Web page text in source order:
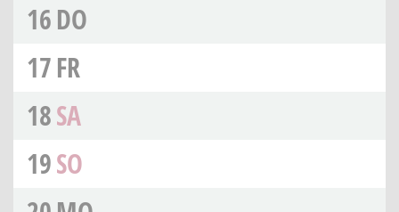
16DO
17FR
18SA
19SO